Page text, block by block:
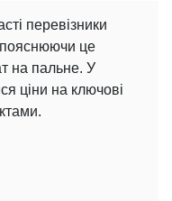
перевізники
пояснюючи це
на пальне. У
ціни на ключові